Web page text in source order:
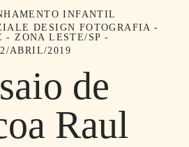
INFANTIL
DESIGN FOTOGRAFIA -
- ZONA LESTE/SP
ABRIL/2019
de
Raul